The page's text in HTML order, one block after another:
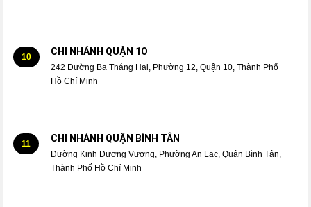
10 CHI NHÁNH QUẬN 1O
242 Đường Ba Tháng Hai, Phường 12, Quận 10, Thành Phố
Hồ Chí Minh
11 CHI NHÁNH QUẬN BÌNH TÂN
Đường Kinh Dương Vương, Phường An Lạc, Quận Bình Tân,
Thành Phố Hồ Chí Minh